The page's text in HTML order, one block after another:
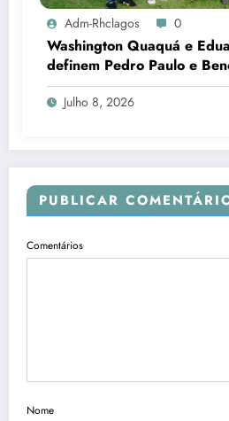
Adm-Rhclagos 0
Washington Quaquá e
definem Pedro Paulo e
candidatos ao Senado no
Julho 8, 2026
PUBLICAR
Comentários
Nome